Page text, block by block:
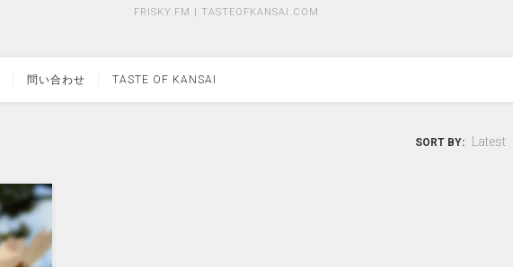
FRISKY.FM | TASTEOFKANSAI.COM
問い合わせ TASTE OF KANSAI
SORT BY: Latest